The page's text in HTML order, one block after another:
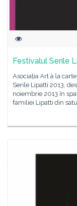
Festivalul Serile
Asociația Art à la
Serile Lipatti 2013,
noiembrie 2013 în
familiei Lipatti din